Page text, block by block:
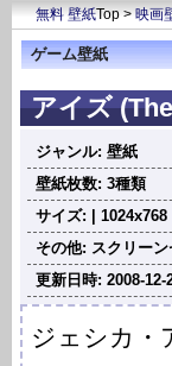
無料 壁紙Top >映画
ゲーム壁紙
アイズ
ジャンル: 壁紙
壁紙枚数: 3種類
サイズ: | 1024x768
その他: スクリー
更新日時: 2008-12-
ジェシカ・